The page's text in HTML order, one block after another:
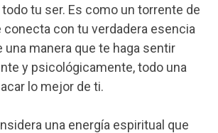
tu ser. Es como un torrente de
conecta con tu verdadera esencia
una manera que te haga sentir
y psicológicamente, todo una
lo mejor de ti.
una energía espiritual que